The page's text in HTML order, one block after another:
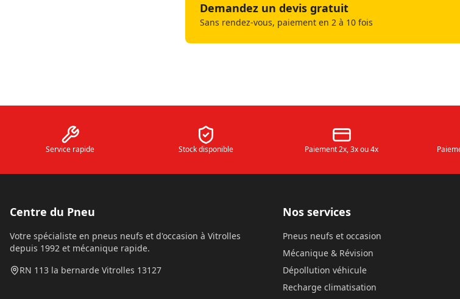
Demandez un devis gratuit
Sans rendez-vous, paiement en 2 à 10 fois
Service rapide Stock disponible Paiement 2x, 3x ou 4x
Centre du Pneu
Votre spécialiste en pneus neufs et d'occasion à Vitrolles
depuis 1992 et mécanique rapide.
RN 113 la bernarde Vitrolles 13127
Nos services
Pneus neufs et occasion
Mécanique & Révision
Dépollution véhicule
Recharge climatisation